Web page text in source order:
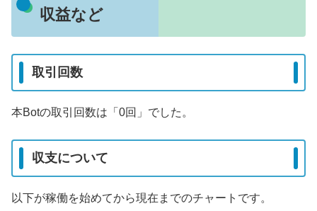
収益など
取引回数
本Botの取引回数は「0回」でした。
収支について
以下が稼働を始めてから現在までのチャートです。